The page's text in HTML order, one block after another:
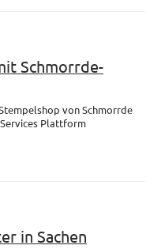
Schmorrde-
von Schmorrde
Plattform
in Sachen